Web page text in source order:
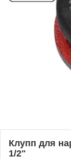
Клупп для
1/2"